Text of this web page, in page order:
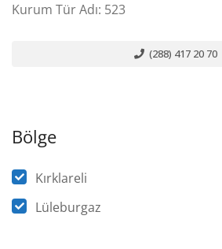
Kurum Tür Adı: 523
(288) 417 20 70
Bölge
Kırklareli
Lüleburgaz